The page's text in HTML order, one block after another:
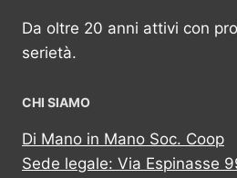
Da oltre 20 anni attivi con
serietà.
CHI SIAMO
Di Mano in Mano Soc. Coop
Sede legale: Via Espinasse